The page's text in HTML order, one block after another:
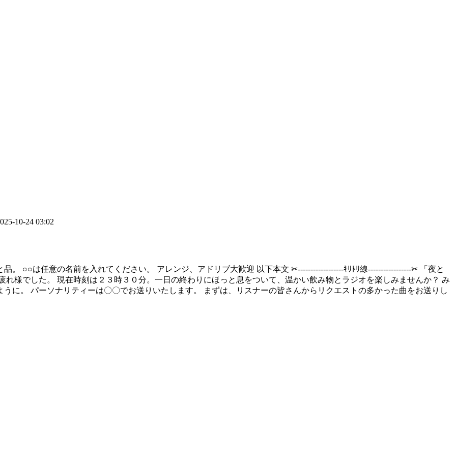
10-24 03:02
。 ○○は任意の名前を入れてください。 アレンジ、アドリブ大歓迎 以下本文 ✂︎‬------------------ｷﾘﾄﾘ線-----------------‪✂︎ 「夜と
様でした。 現在時刻は２３時３０分。一日の終わりにほっと息をついて、温かい飲み物とラジオを楽しみませんか？ み
に。 パーソナリティーは〇〇でお送りいたします。 まずは、リスナーの皆さんからリクエストの多かった曲をお送りし